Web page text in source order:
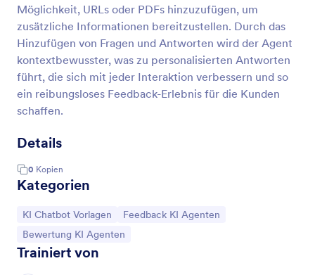
Möglichkeit, URLs oder PDFs hinzuzufügen, um
zusätzliche Informationen bereitzustellen. Durch das
Hinzufügen von Fragen und Antworten wird der Agent
kontextbewusster, was zu personalisierten Antworten
führt, die sich mit jeder Interaktion verbessern und so
ein reibungsloses Feedback-Erlebnis für die Kunden
schaffen.
Details
0 Kopien
Kategorien
Zur Kategorie:
KI Chatbot Vorlagen Zur Kategorie:
Feedback KI Agenten
Zur Kategorie:
Bewertung KI Agenten
Trainiert von